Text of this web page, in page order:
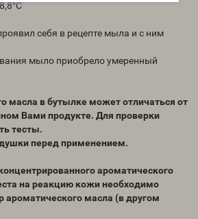
себя в рецепте мыла и с ним
мыло приобрело умеренный
масла в бутылке может отличаться от
Вами продукте. Для проверки
тесты.
перед применением.
ароматического
на реакцию кожи необходимо
ароматического масла (в другом